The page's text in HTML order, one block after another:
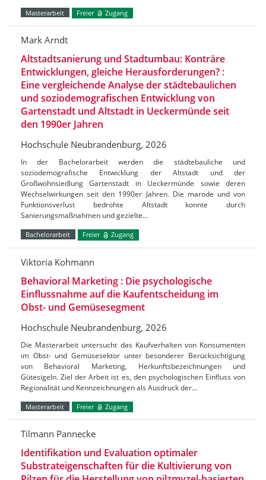
Masterarbeit Freier Zugang
Mark Arndt
Altstadtsanierung und Stadtumbau: Konträre
Entwicklungen, gleiche Herausforderungen? :
Eine vergleichende Analyse der städtebaulichen
und soziodemografischen Entwicklung von
Gartenstadt und Altstadt in Ueckermünde seit
den 1990er Jahren
Hochschule Neubrandenburg, 2026
In der Bachelorarbeit werden die städtebauliche und
soziodemografische Entwicklung der Altstadt und der
Großwohnsiedlung Gartenstadt in Ueckermünde sowie deren
Wechselwirkungen seit den 1990er Jahren. Die marode und von
Funktionsverlust bedrohte Altstadt konnte durch
Sanierungsmaßnahmen und gezielte…
Bachelorarbeit Freier Zugang
Viktoria Kohmann
Behavioral Marketing : Die psychologische
Einflussnahme auf die Kaufentscheidung im
Obst- und Gemüsesegment
Hochschule Neubrandenburg, 2026
Die Masterarbeit untersucht das Kaufverhalten von Konsumenten
im Obst- und Gemüsesektor unter besonderer Berücksichtigung
von Behavioral Marketing, Herkunftsbezeichnungen und
Gütesigeln. Ziel der Arbeit ist es, den psychologischen Einfluss von
Regionalität und Kennzeichnungen als Ausdruck der…
Masterarbeit Freier Zugang
Tilmann Pannecke
Identifikation und Evaluation optimaler
Substrateigenschaften für die Kultivierung von